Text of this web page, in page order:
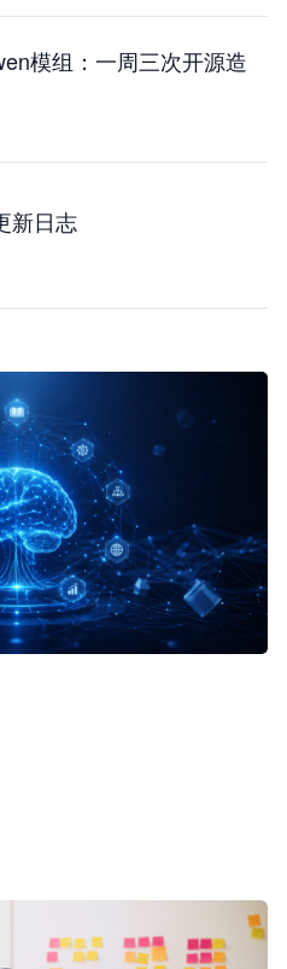
模组：一周三次开源造
新日志